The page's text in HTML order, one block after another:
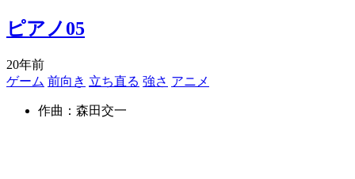
ピアノ05
20年前
ゲーム 前向き 立ち直る 強さ アニメ
作曲：森田交一